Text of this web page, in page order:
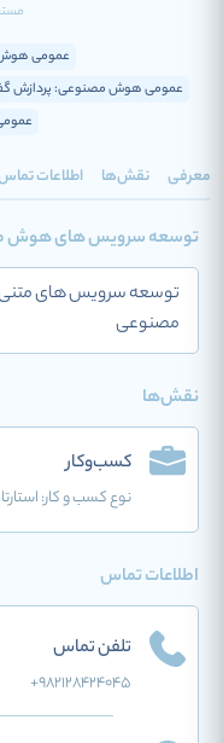
عمومی هوش
عمومی هوش مصنوعی: پردازش
معرفی نقش‌ها اطلاعات
توسعه سرویس های هوش
توسعه سرویس های
مصنوعی
نقش‌ها
کسب‌وکار
نوع کسب و کار:
اطلاعات تماس
تلفن تماس
+982128424045